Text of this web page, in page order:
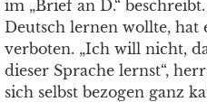
im „Brief an D.“
Deutsch lernen wollte, hat
verboten. „Ich will nicht,
dieser Sprache lernst“,
sich selbst bezogen ganz